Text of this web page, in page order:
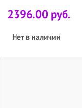
2396.00 руб.
Нет в наличии